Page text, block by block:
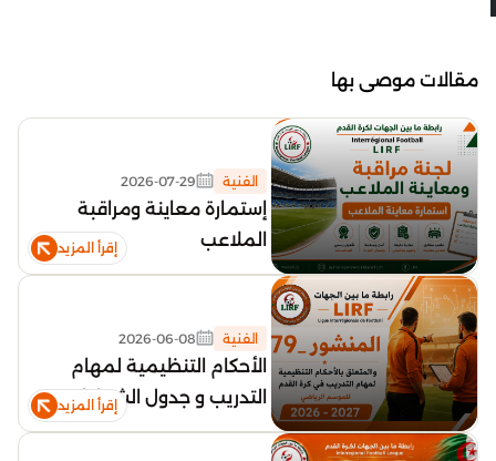
مقالات موصى بها
إستمارة معاينة ومراقبة
الملاعب
2026-07-29 الفنية
إقرأ المزيد
الأحكام التنظيمية لمهام
التدريب و جدول الشهادات
المطلوبة لممارسة مهام
2026-06-08 الفنية
إقرأ المزيد